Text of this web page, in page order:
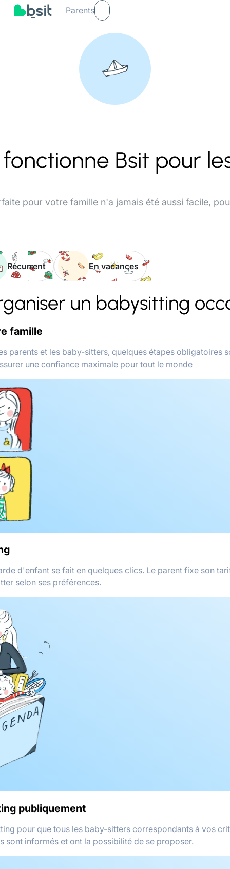
Parents
Bsit pour
pour votre famille n'a jamais été aussi facile,
Récurrent En vacances
un babysitting
famille
parents et les baby-sitters, quelques étapes obligatoires
une confiance maximale pour tout le monde
d'enfant se fait en quelques clics. Le parent fixe son
selon ses préférences.
publiquement
pour que tous les baby-sitters correspondants à vos
sont informés et ont la possibilité de se proposer.